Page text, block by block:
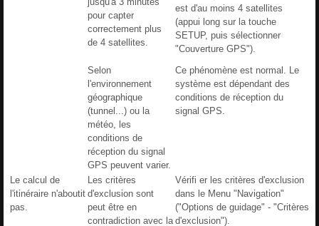
pour capter
correctement plus
de 4 satellites.
est d'au moins 4 satellites
(appui long sur la touche
SETUP, puis sélectionner
"Couverture GPS").
Selon
l'environnement
géographique
(tunnel...) ou la
météo, les
conditions de
réception du signal
GPS peuvent varier.
Ce phénomène est normal. Le
système est dépendant des
conditions de réception du
signal GPS.
Le calcul de
l'itinéraire n'aboutit
pas.
Les critères
d'exclusion sont
peut être en
contradiction avec la
Vérifi er les critères d'exclusion
dans le Menu "Navigation"
("Options de guidage" - "Critères
d'exclusion").